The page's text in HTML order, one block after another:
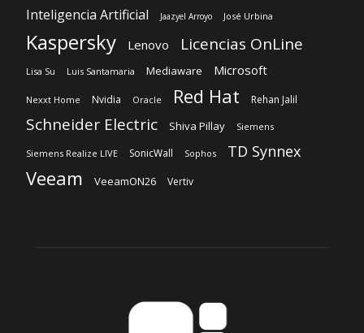
Inteligencia Artificial Jaazyel Arroyo José Urbina
Kaspersky Lenovo Licencias OnLine
Lisa Su Luis Santamaria Mediaware Microsoft
Nexxt Home Nvidia Oracle Red Hat Rehan Jalil
Schneider Electric Shiva Pillay Siemens
Siemens Realize LIVE SonicWall Sophos TD Synnex
Veeam VeeamON26 Vertiv